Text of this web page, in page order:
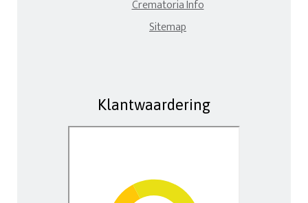
Crematoria Info
Sitemap
Klantwaardering